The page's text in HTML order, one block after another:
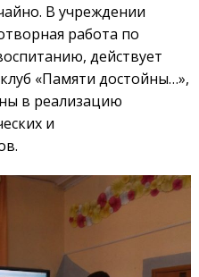
В учреждении
работа по
действует
«Памяти достойны…»,
в реализацию
и